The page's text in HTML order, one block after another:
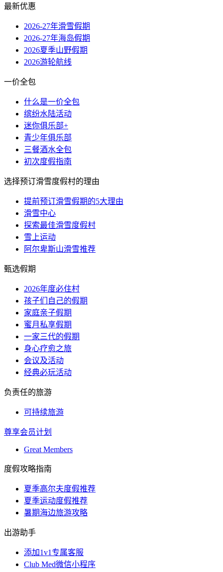
最新优惠
2026-27年滑雪假期
2026-27年海岛假期
2026夏季山野假期
2026游轮航线
一价全包
什么是一价全包
缤纷水陆活动
迷你俱乐部+
青少年俱乐部
三餐酒水全包
初次度假指南
选择预订滑雪度假村的理由
提前预订滑雪假期的5大理由
滑雪中心
探索最佳滑雪度假村
雪上运动
阿尔卑斯山滑雪推荐
甄选假期
2026年度必住村
孩子们自己的假期
家庭亲子假期
蜜月私享假期
一家三代的假期
身心疗愈之旅
会议及活动
经典必玩活动
负责任的旅游
可持续旅游
尊享会员计划
Great Members
度假攻略指南
夏季高尔夫度假推荐
夏季运动度假推荐
暑期海边旅游攻略
出游助手
添加1v1专属客服
Club Med微信小程序